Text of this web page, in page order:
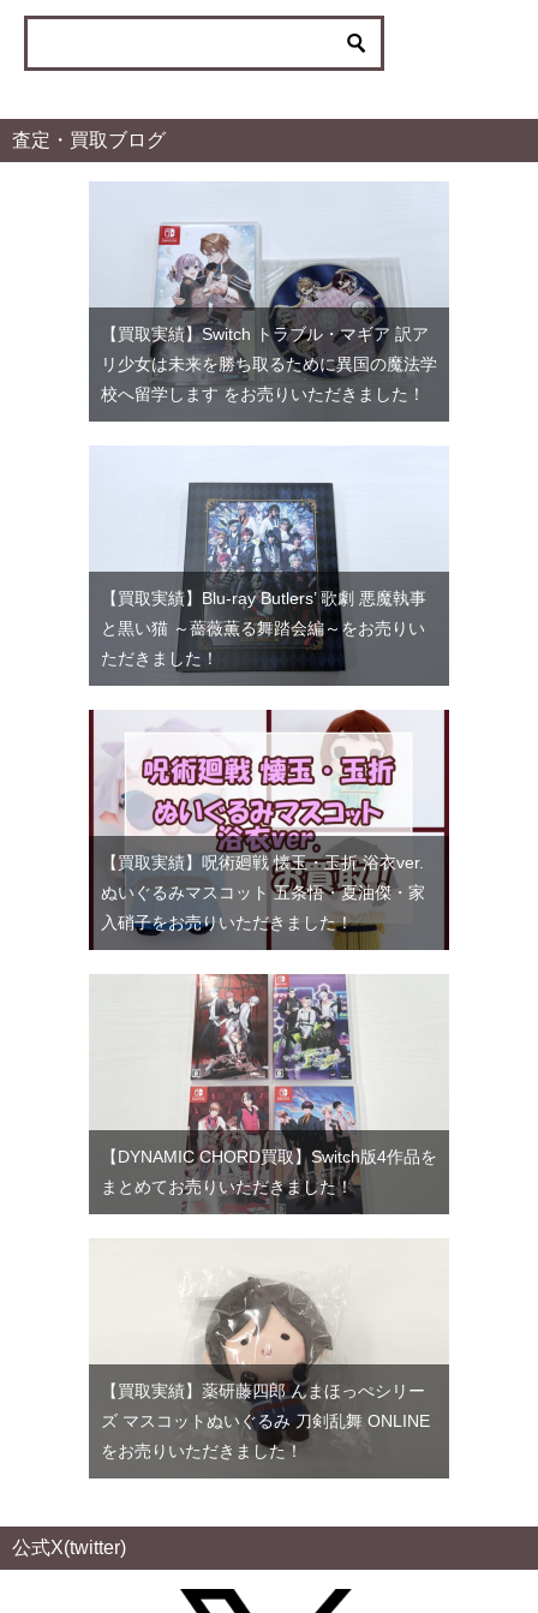
リ
査定・買取ブログ
【買取実績】Switch トラブル・マギア 訳ア
リ少女は未来を勝ち取るために異国の魔法学
校へ留学します をお売りいただきました！
【買取実績】Blu-ray Butlers’ 歌劇 悪魔執事
と黒い猫 ～薔薇薫る舞踏会編～をお売りい
ただきました！
【買取実績】呪術廻戦 懐玉・玉折 浴衣ver.
ぬいぐるみマスコット 五条悟・夏油傑・家
入硝子をお売りいただきました！
【DYNAMIC CHORD買取】Switch版4作品を
まとめてお売りいただきました！
【買取実績】薬研藤四郎 んまほっぺシリー
ズ マスコットぬいぐるみ 刀剣乱舞 ONLINE
をお売りいただきました！
公式X(twitter)